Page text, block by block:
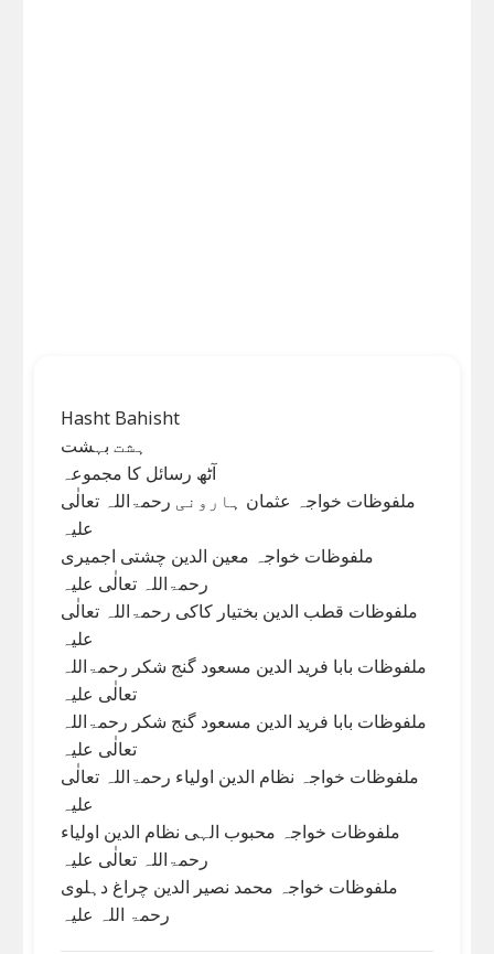
Hasht Bahisht
ہشت بہشت
آٹھ رسائل کا مجموعہ
ملفوظات خواجہ عثمان ہارونی رحمۃاللہ تعالٰی
علیہ
ملفوظات خواجہ معین الدین چشتی اجمیری
رحمۃاللہ تعالٰی علیہ
ملفوظات قطب الدین بختیار کاکی رحمۃاللہ تعالٰی
علیہ
ملفوظات بابا فرید الدین مسعود گنج شکر رحمۃاللہ
تعالٰی علیہ
ملفوظات بابا فرید الدین مسعود گنج شکر رحمۃاللہ
تعالٰی علیہ
ملفوظات خواجہ نظام الدین اولیاء رحمۃاللہ تعالٰی
علیہ
ملفوظات خواجہ محبوب الہی نظام الدین اولیاء
رحمۃاللہ تعالٰی علیہ
ملفوظات خواجہ محمد نصیر الدین چراغ دہلوی
رحمۃ اللہ علیہ